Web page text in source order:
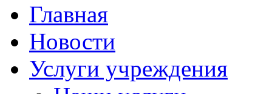
Главная
Новости
Услуги учреждения